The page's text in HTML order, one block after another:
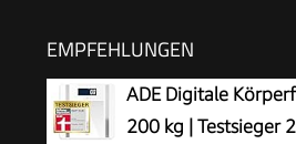
EMPFEHLUNGEN
ADE Digitale
200 kg | Testsieger